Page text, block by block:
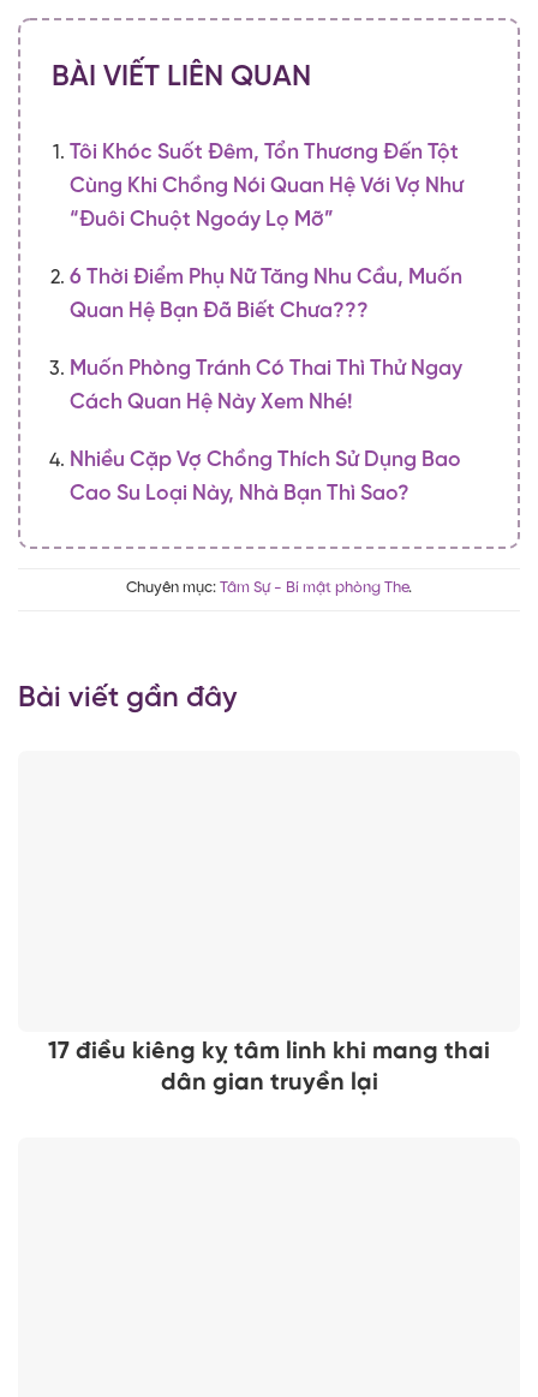
BÀI VIẾT LIÊN QUAN
Tôi Khóc Suốt Đêm, Tổn Thương Đến Tột
Cùng Khi Chồng Nói Quan Hệ Với Vợ Như
“Đuôi Chuột Ngoáy Lọ Mỡ”
6 Thời Điểm Phụ Nữ Tăng Nhu Cầu, Muốn
Quan Hệ Bạn Đã Biết Chưa???
Muốn Phòng Tránh Có Thai Thì Thử Ngay
Cách Quan Hệ Này Xem Nhé!
Nhiều Cặp Vợ Chồng Thích Sử Dụng Bao
Cao Su Loại Này, Nhà Bạn Thì Sao?
Chuyên mục: Tâm Sự - Bí mật phòng The.
Bài viết gần đây
17 điều kiêng kỵ tâm linh khi mang thai
dân gian truyền lại